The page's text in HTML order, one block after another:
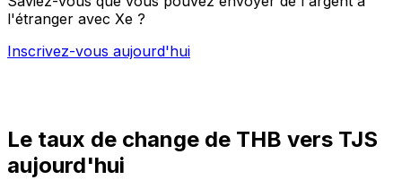
l'étranger avec Xe ?
Inscrivez-vous aujourd'hui
Le taux de change de THB vers TJS
aujourd'hui